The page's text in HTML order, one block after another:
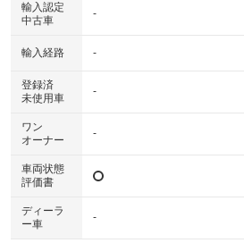
輸入認定
中古車
-
輸入経路 -
登録済
未使用車
-
ワン
オーナー
-
車両状態
評価書
ディーラ
ー車
-